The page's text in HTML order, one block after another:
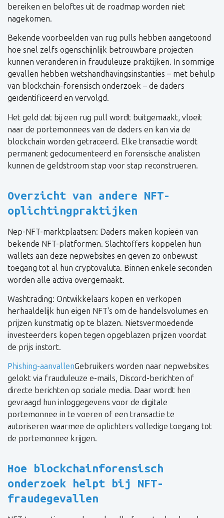
bereiken en beloftes uit de roadmap worden niet
nagekomen.
Bekende voorbeelden van rug pulls hebben aangetoond
hoe snel zelfs ogenschijnlijk betrouwbare projecten
kunnen veranderen in frauduleuze praktijken. In sommige
gevallen hebben wetshandhavingsinstanties – met behulp
van blockchain-forensisch onderzoek – de daders
geïdentificeerd en vervolgd.
Het geld dat bij een rug pull wordt buitgemaakt, vloeit
naar de portemonnees van de daders en kan via de
blockchain worden getraceerd. Elke transactie wordt
permanent gedocumenteerd en forensische analisten
kunnen de geldstroom stap voor stap reconstrueren.
Overzicht van andere NFT-
oplichtingpraktijken
Nep-NFT-marktplaatsen: Daders maken kopieën van
bekende NFT-platformen. Slachtoffers koppelen hun
wallets aan deze nepwebsites en geven zo onbewust
toegang tot al hun cryptovaluta. Binnen enkele seconden
worden alle activa overgemaakt.
Washtrading: Ontwikkelaars kopen en verkopen
herhaaldelijk hun eigen NFT's om de handelsvolumes en
prijzen kunstmatig op te blazen. Nietsvermoedende
investeerders kopen tegen opgeblazen prijzen voordat
de prijs instort.
Phishing-aanvallenGebruikers worden naar nepwebsites
gelokt via frauduleuze e-mails, Discord-berichten of
directe berichten op sociale media. Daar wordt hen
gevraagd hun inloggegevens voor de digitale
portemonnee in te voeren of een transactie te
autoriseren waarmee de oplichters volledige toegang tot
de portemonnee krijgen.
Hoe blockchainforensisch
onderzoek helpt bij NFT-
fraudegevallen